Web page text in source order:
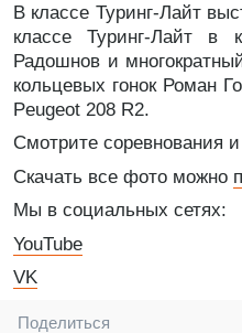
В классе Туринг-Лайт
классе Туринг-Лайт в
Радошнов и
кольцевых гонок Роман
Peugeot 208 R2.
Смотрите соревнования
Скачать все фото можно
Мы в социальных сетях:
YouTube
VK
Поделиться